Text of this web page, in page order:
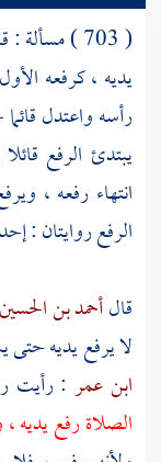
( 703 )
يديه ، كرفعه
رأسه واعتدل
يبتدئ الرفع
انتهاء رفعه ،
الرفع روايتان :
قالأحمد بن الحسين
لا يرفع يديه
ابن عمر : رأيت
الصلاة رفع يديه